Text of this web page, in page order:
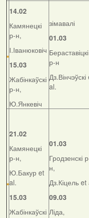
14.02
Камянецкі
р-н,
І.Іванюковіч
15.03
Жабінкаўскі
р-н,
Ю.Янкевіч
зімавалі
01.03
Бераставіцкі
р-н
Дз.Вінчэўскі
al.
21.02
Камянецкі
р-н,
Ю.Бакур et
al.
15.03
Жабінкаўскі
01.03
Гродзенскі
н,
Дз.Кіцель et
09.03
Ліда,